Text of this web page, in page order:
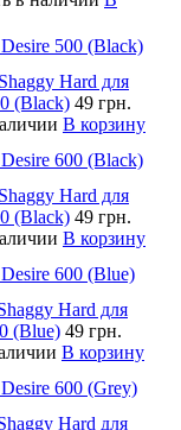
500 (Black)
Hard для
(Black) 49 грн.
В корзину
600 (Black)
Hard для
(Black) 49 грн.
В корзину
600 (Blue)
Hard для
(Blue) 49 грн.
В корзину
600 (Grey)
Hard для